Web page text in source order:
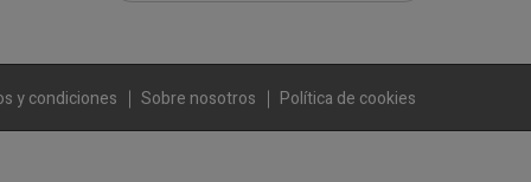
y condiciones Sobre nosotros Política de cookies